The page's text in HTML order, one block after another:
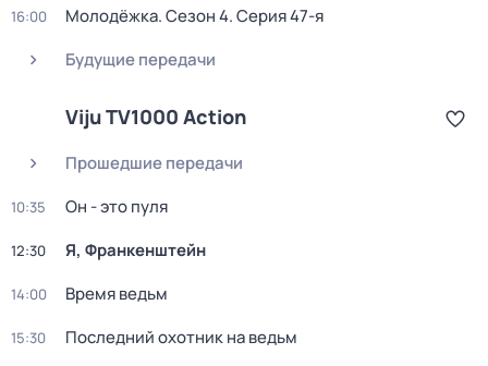
16:00 Молодёжка. Сезон 4. Серия 47-я
Будущие передачи
Viju TV1000 Action
Прошедшие передачи
10:35 Он - это пуля
12:30 Я, Франкенштейн
14:00 Время ведьм
15:30 Последний охотник на ведьм